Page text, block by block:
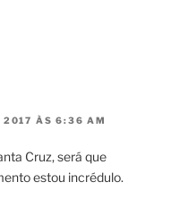
2017 ÀS 6:36 AM
Cruz, será que
estou incrédulo.